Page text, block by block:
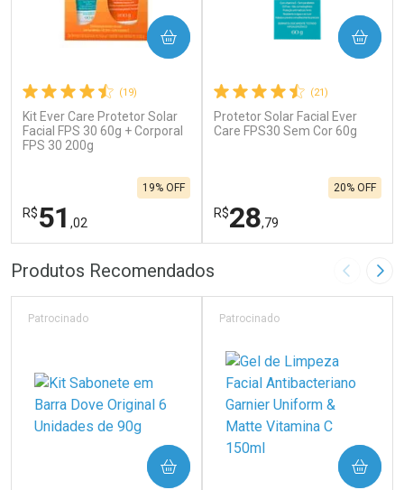
(19)
Kit Ever Care Protetor Solar
Facial FPS 30 60g + Corporal
FPS 30 200g
R$51 ,02
19% OFF
COMPRAR
FECHAR
Laboratório
FECHAR
Por Menos
(21)
Protetor Solar Facial Ever
Care FPS30 Sem Cor 60g
R$28,79
20% OFF
COMPRAR
Laboratório
Por Menos
Produtos Recomendados Imagem
Patrocinado
COMPRAR
Patrocinado
COMPRAR